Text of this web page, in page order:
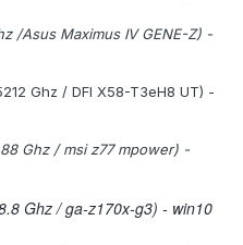
/Asus Maximus IV GENE-Z) -
Ghz / DFI X58-T3eH8 UT) -
Ghz / msi z77 mpower) -
Ghz / ga-z170x-g3) - win10